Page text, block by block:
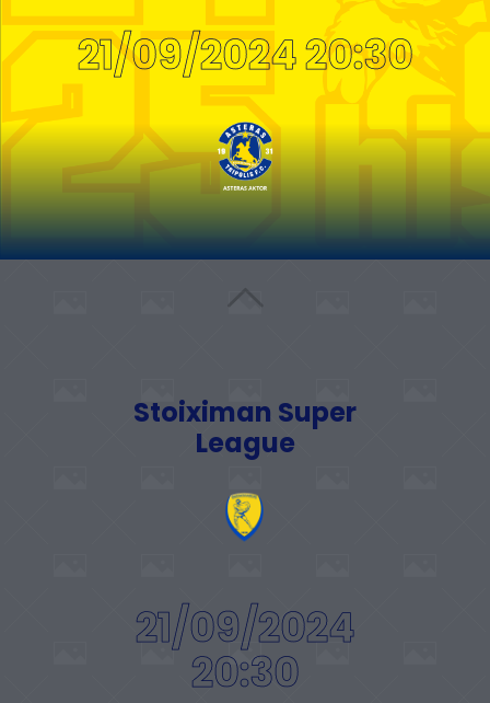
21/09/2024 20:30
Stoiximan Super
League
21/09/2024
20:30